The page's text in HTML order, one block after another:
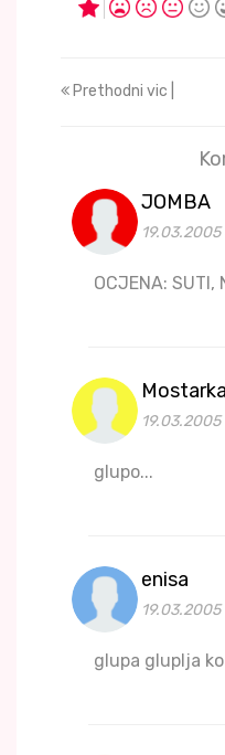
Prethodni vic |
JOMBA
19.03.2005
OCJENA: SUTI,
Mostarka
19.03.2005
glupo...
enisa
19.03.2005
glupa gluplja